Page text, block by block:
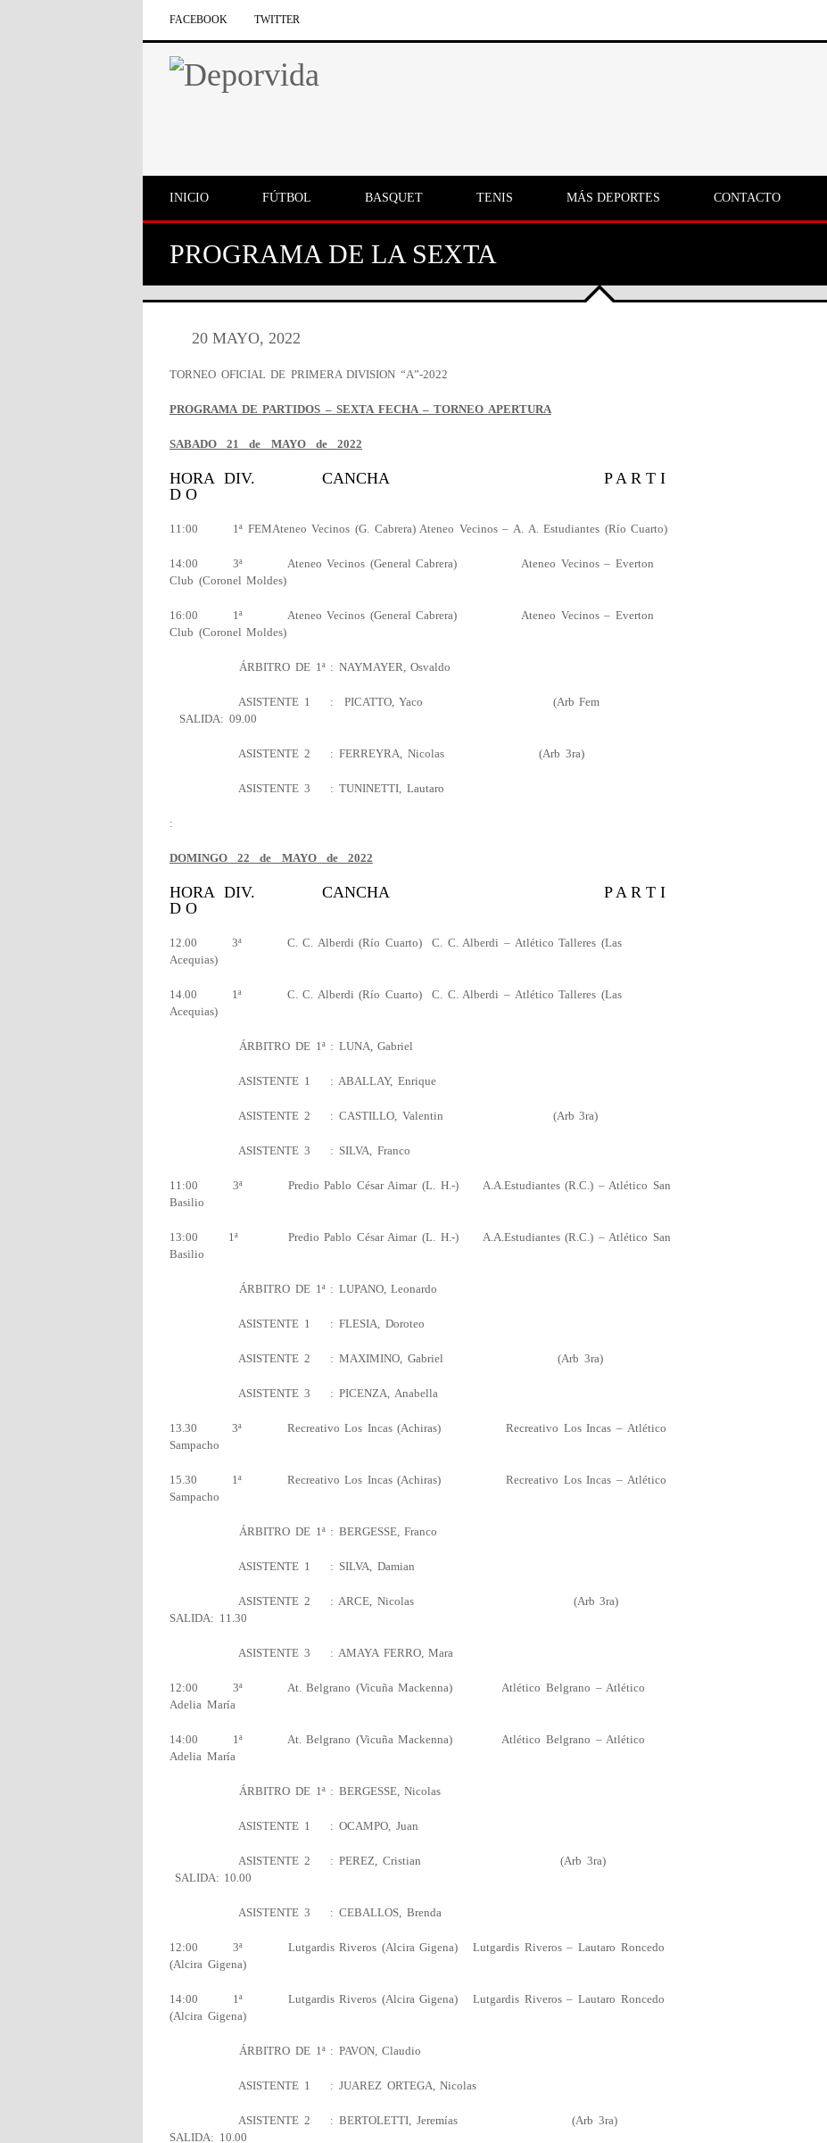
FACEBOOK TWITTER
INICIO FÚTBOL BASQUET TENIS MÁS DEPORTES CONTACTO
PROGRAMA DE LA SEXTA
20 MAYO, 2022
TORNEO OFICIAL DE PRIMERA DIVISION “A”-2022
PROGRAMA DE PARTIDOS – ­­SEXTA FECHA – TORNEO APERTURA
SABADO 21 de MAYO de 2022
HORA DIV. CANCHA P A R T I
D O
11:00 1ª FEMAteneo Vecinos (G. Cabrera) Ateneo Vecinos – A. A. Estudiantes (Río Cuarto)
14:00 3ª Ateneo Vecinos (General Cabrera) Ateneo Vecinos – Everton
Club (Coronel Moldes)
16:00 1ª Ateneo Vecinos (General Cabrera) Ateneo Vecinos – Everton
Club (Coronel Moldes)
ÁRBITRO DE 1ª : NAYMAYER, Osvaldo
ASISTENTE 1 : PICATTO, Yaco (Arb Fem
SALIDA: 09.00
ASISTENTE 2 : FERREYRA, Nicolas (Arb 3ra)
ASISTENTE 3 : TUNINETTI, Lautaro
:
DOMINGO 22 de MAYO de 2022
HORA DIV. CANCHA P A R T I
D O
12.00 3ª C. C. Alberdi (Río Cuarto) C. C. Alberdi – Atlético Talleres (Las
Acequias)
14.00 1ª C. C. Alberdi (Río Cuarto) C. C. Alberdi – Atlético Talleres (Las
Acequias)
ÁRBITRO DE 1ª : LUNA, Gabriel
ASISTENTE 1 : ABALLAY, Enrique
ASISTENTE 2 : CASTILLO, Valentin (Arb 3ra)
ASISTENTE 3 : SILVA, Franco
11:00 3ª Predio Pablo César Aimar (L. H.-) A.A.Estudiantes (R.C.) – Atlético San
Basilio
13:00 1ª Predio Pablo César Aimar (L. H.-) A.A.Estudiantes (R.C.) – Atlético San
Basilio
ÁRBITRO DE 1ª : LUPANO, Leonardo
ASISTENTE 1 : FLESIA, Doroteo
ASISTENTE 2 : MAXIMINO, Gabriel (Arb 3ra)
ASISTENTE 3 : PICENZA, Anabella
13.30 3ª Recreativo Los Incas (Achiras) Recreativo Los Incas – Atlético
Sampacho
15.30 1ª Recreativo Los Incas (Achiras) Recreativo Los Incas – Atlético
Sampacho
ÁRBITRO DE 1ª : BERGESSE, Franco
ASISTENTE 1 : SILVA, Damian
ASISTENTE 2 : ARCE, Nicolas (Arb 3ra)
SALIDA: 11.30
ASISTENTE 3 : AMAYA FERRO, Mara
12:00 3ª At. Belgrano (Vicuña Mackenna) Atlético Belgrano – Atlético
Adelia María
14:00 1ª At. Belgrano (Vicuña Mackenna) Atlético Belgrano – Atlético
Adelia María
ÁRBITRO DE 1ª : BERGESSE, Nicolas
ASISTENTE 1 : OCAMPO, Juan
ASISTENTE 2 : PEREZ, Cristian (Arb 3ra)
SALIDA: 10.00
ASISTENTE 3 : CEBALLOS, Brenda
12:00 3ª Lutgardis Riveros (Alcira Gigena) Lutgardis Riveros – Lautaro Roncedo
(Alcira Gigena)
14:00 1ª Lutgardis Riveros (Alcira Gigena) Lutgardis Riveros – Lautaro Roncedo
(Alcira Gigena)
ÁRBITRO DE 1ª : PAVON, Claudio
ASISTENTE 1 : JUAREZ ORTEGA, Nicolas
ASISTENTE 2 : BERTOLETTI, Jeremías (Arb 3ra)
SALIDA: 10.00